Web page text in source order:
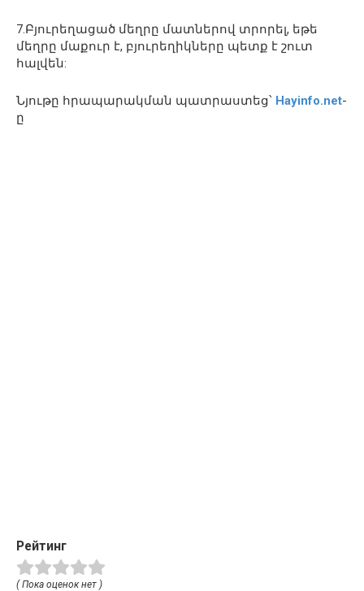
7.Բյուրեղացած մեղրը մատներով տրորել, եթե
մեղրը մաքուր է, բյուրեղիկները պետք է շուտ
հալվեն:
Նյութը հրապարակման պատրաստեց՝ Hayinfo.net-
ը
Рейтинг
( Пока оценок нет )